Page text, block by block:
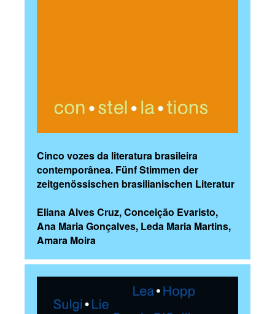
Cinco vozes da literatura brasileira
contemporânea. Fünf Stimmen der
zeitgenössischen brasilianischen Literatur
Eliana Alves Cruz, Conceição Evaristo,
Ana Maria Gonçalves, Leda Maria Martins,
Amara Moira